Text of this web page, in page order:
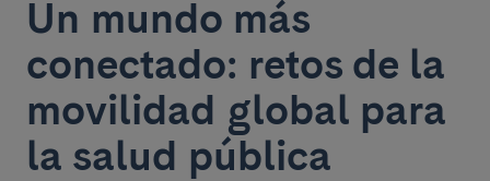
Un mundo más
conectado: retos de la
movilidad global para
la salud pública